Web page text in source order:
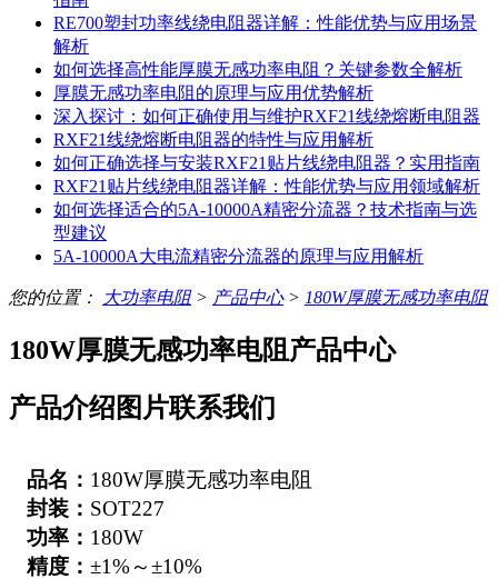
RE700塑封功率线绕电阻器详解：性能优势与应用场景
解析
如何选择高性能厚膜无感功率电阻？关键参数全解析
厚膜无感功率电阻的原理与应用优势解析
深入探讨：如何正确使用与维护RXF21线绕熔断电阻器
RXF21线绕熔断电阻器的特性与应用解析
如何正确选择与安装RXF21贴片线绕电阻器？实用指南
RXF21贴片线绕电阻器详解：性能优势与应用领域解析
如何选择适合的5A-10000A精密分流器？技术指南与选
型建议
5A-10000A大电流精密分流器的原理与应用解析
您的位置： 大功率电阻> 产品中心> 180W厚膜无感功率电阻
180W厚膜无感功率电阻产品中心
产品介绍图片联系我们
品名： 180W厚膜无感功率电阻
封装： SOT227
功率： 180W
精度： ±1%～±10%